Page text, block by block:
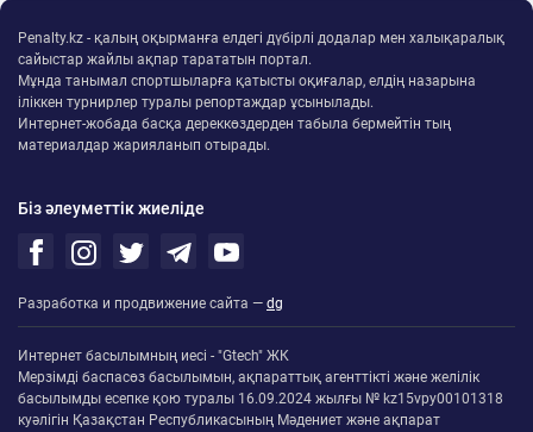
Penalty.kz - қалың оқырманға елдегі дүбірлі додалар мен халықаралық
сайыстар жайлы ақпар тарататын портал.
Мұнда танымал спортшыларға қатысты оқиғалар, елдің назарына
іліккен турнирлер туралы репортаждар ұсынылады.
Интернет-жобада басқа дереккөздерден табыла бермейтін тың
материалдар жарияланып отырады.
Біз әлеуметтік жиеліде
Разработка и продвижение сайта — dg
Интернет басылымның иесі - "Gtech" ЖК
Мерзімді баспасөз басылымын, ақпараттық агенттікті және желілік
басылымды есепке қою туралы 16.09.2024 жылғы № kz15vpy00101318
куәлігін Қазақстан Республикасының Мәдениет және ақпарат